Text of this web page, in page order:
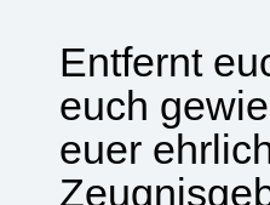
Entfernt
euch
euer